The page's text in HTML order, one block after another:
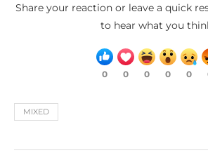
Share your reaction or leave a quick
to hear what you
0 0 0 0 0
MIXED